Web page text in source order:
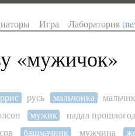
Игра Лаборатория
«мужичок»
русь мальчонка
мужик падал
башмачник мужчина